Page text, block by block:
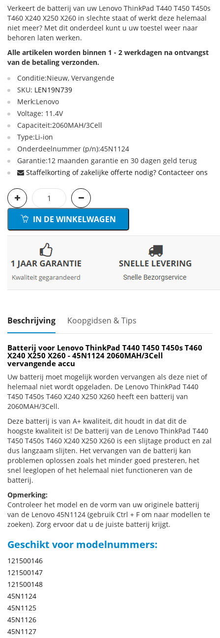
Verkeert de batterij van uw Lenovo ThinkPad T440 T450 T450s
T460 X240 X250 X260 in slechte staat of werkt deze helemaal
niet meer? Met dit onderdeel kunt u uw toestel weer naar
behoren laten werken.
Alle artikelen worden binnen 1 - 2 werkdagen na ontvangst
van de betaling verzonden.
Conditie:Nieuw, Vervangende
SKU: LEN19N739
Merk:Lenovo
Voltage: 11.4V
Capaciteit:2060MAH/3Cell
Type:Li-ion
Onderdeelnummer (p/n):45N1124
Garantie:12 maanden garantie en 30 dagen geld terug
Staffelkorting of zakelijke offerte nodig? Contacteer ons
IN DE WINKELWAGEN
Beschrijving Koopgidsen & Tips
Batterij voor Lenovo ThinkPad T440 T450 T450s T460
X240 X250 X260 - 45N1124 2060MAH/3Cell
vervangende accu
Uw batterij moet mogelijk worden vervangen als deze niet of
helemaal niet wordt opgeladen. De Lenovo ThinkPad T440
T450 T450s T460 X240 X250 X260 heeft een batterij van
2060MAH/3Cell.
Deze batterij is van A+ kwaliteit, dit houdt in dat dit de
hoogste kwaliteit is! De batterij van de Lenovo ThinkPad T440
T450 T450s T460 X240 X250 X260 is een slijtage product en zal
dus langzaam slijten. Het vervangen van de batterij kan
problemen oplossen zoals het minder goed presteren, het
snel leeglopen of het helemaal niet functioneren van de
batterij.
Opmerking:
Controleer het model en de vorm van uw originele batterij
van de Lenovo 45N1124 (gebruik Ctrl + F om naar modellen te
zoeken). Zorg ervoor dat u de juiste batterij krijgt.
Geschikt voor modelnummers:
121500146
121500147
121500148
45N1124
45N1125
45N1126
45N1127